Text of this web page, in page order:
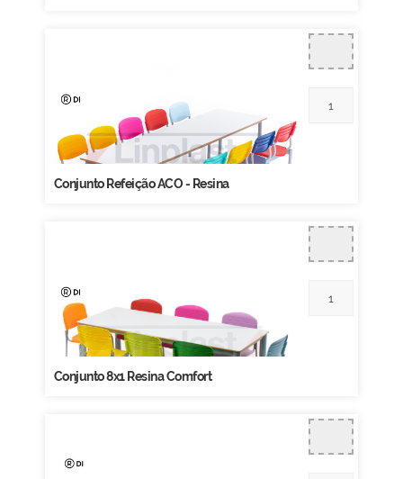
Conjunto Refeição ACO - Resina
Conjunto 8x1 Resina Comfort